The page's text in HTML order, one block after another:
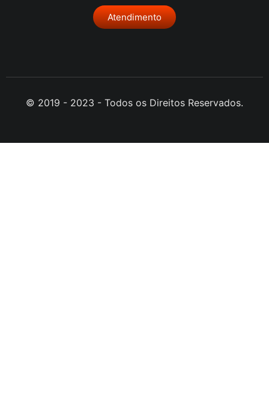
Atendimento
© 2019 - 2023 - Todos os Direitos Reservados.